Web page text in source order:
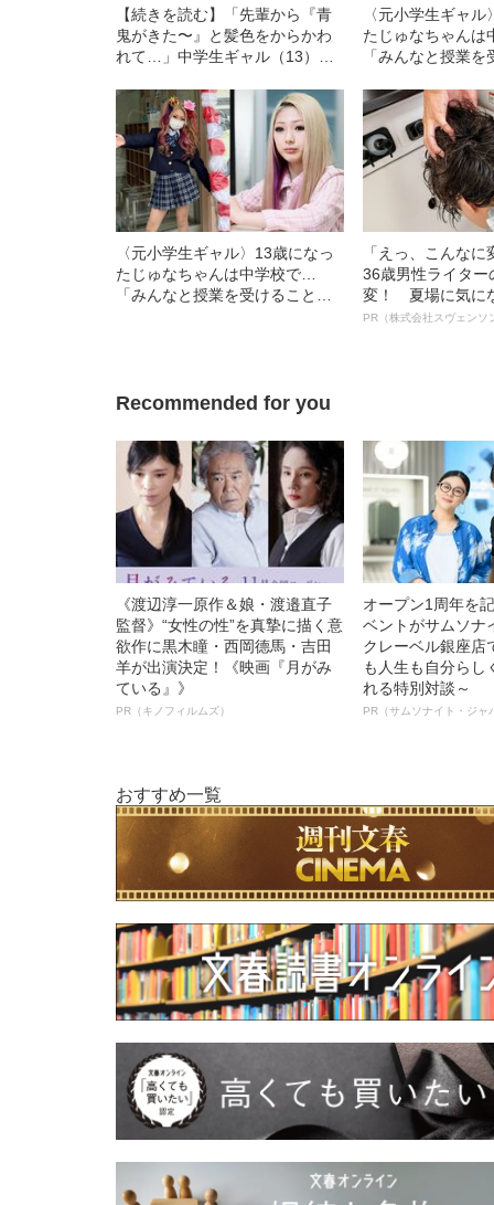
【続きを読む】「先輩から『青
鬼がきた〜』と髪色をからかわ
れて…」中学生ギャル（13）が
見”〈元小学生ギャルの現在〉
〈元小学生ギャ
たじゅなちゃん
「みんなと授業
ない」
〈元小学生ギャル〉13歳になっ
たじゅなちゃんは中学校で…
「みんなと授業を受けることも
「えっ、こんな
36歳男性ライター
変！ 夏場に気に
オイ”や“ベタつき
PR（株式会社スヴェンソ
Recommended for you
《渡辺淳一原作＆娘・渡邉直子
監督》“女性の性”を真摯に描く意
欲作に黒木瞳・西岡德馬・吉田
羊が出演決定！《映画『月がみ
ている』》
PR（キノフィルムズ）
オープン1周年を
ベントがサムソナ
クレーベル銀座
も人生も自分らし
れる特別対談～
PR（サムソナイト・ジャ
おすすめ一覧